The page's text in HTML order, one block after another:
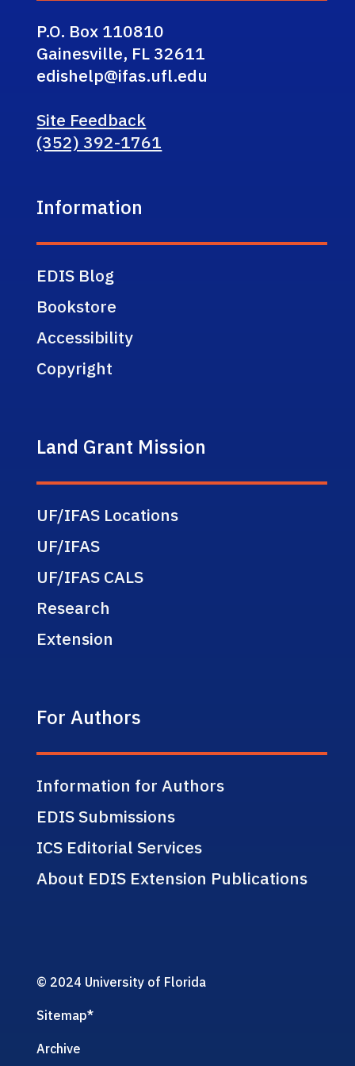
P.O. Box 110810
Gainesville, FL 32611
edishelp@ifas.ufl.edu
Site Feedback
(352) 392-1761
Information
EDIS Blog
Bookstore
Accessibility
Copyright
Land Grant Mission
UF/IFAS Locations
UF/IFAS
UF/IFAS CALS
Research
Extension
For Authors
Information for Authors
EDIS Submissions
ICS Editorial Services
About EDIS Extension Publications
© 2024 University of Florida
Sitemap*
Archive